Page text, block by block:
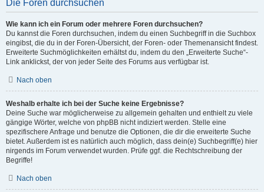
Die Foren durchsuchen
Wie kann ich ein Forum oder mehrere Foren durchsuchen?
Du kannst die Foren durchsuchen, indem du einen Suchbegriff in die Suchbox
eingibst, die du in der Foren-Übersicht, der Foren- oder Themenansicht findest.
Erweiterte Suchmöglichkeiten erhältst du, indem du den „Erweiterte Suche“-
Link anklickst, der von jeder Seite des Forums aus verfügbar ist.
Nach oben
Weshalb erhalte ich bei der Suche keine Ergebnisse?
Deine Suche war möglicherweise zu allgemein gehalten und enthielt zu viele
gängige Wörter, welche von phpBB nicht indiziert werden. Stelle eine
spezifischere Anfrage und benutze die Optionen, die dir die erweiterte Suche
bietet. Außerdem ist es natürlich auch möglich, dass dein(e) Suchbegriff(e) hier
nirgends im Forum verwendet wurden. Prüfe ggf. die Rechtschreibung der
Begriffe!
Nach oben